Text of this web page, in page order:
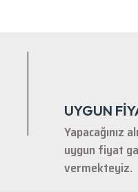
UYGUN
Yapacağınız
uygun fiyat
vermekteyiz.